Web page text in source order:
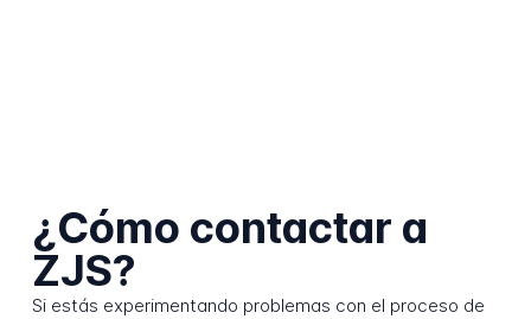
¿Cómo contactar a
ZJS?
Si estás experimentando problemas con el proceso de